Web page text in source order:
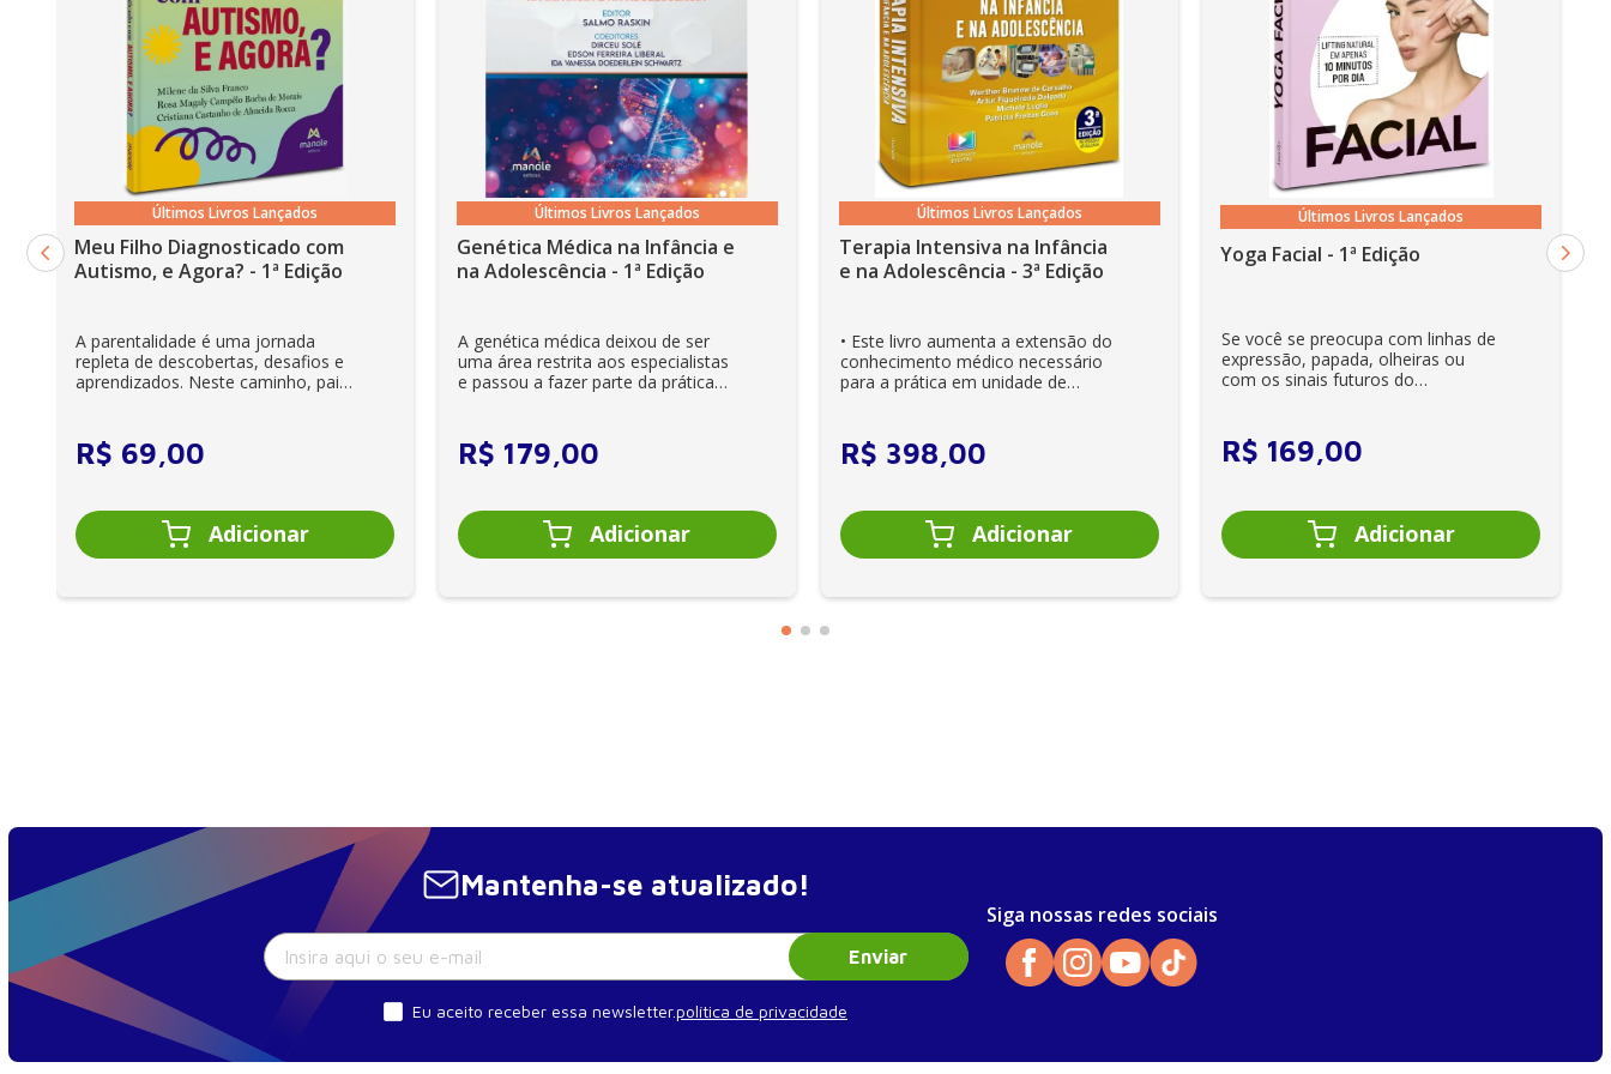
Capítulo 12 A parceria sexual
Capítulo 13 Sexualidade no homem com câncer de mama
Mensagem final
Últimos Livros Lançados
Meu Filho Diagnosticado com
Autismo, e Agora? - 1ª Edição
A parentalidade é uma jornada
repleta de descobertas, desafios e
aprendizados. Neste caminho, pais
R$ 69,00
Últimos Livros Lançados
Genética Médica na Infância e
na Adolescência - 1ª Edição
A genética médica deixou de ser
uma área restrita aos especialistas
e passou a fazer parte da prática
R$ 179,00
Últimos Livros Lançados
Terapia Intensiva na Infância
e na Adolescência - 3ª Edição
• Este livro aumenta a extensão do
conhecimento médico necessário
para a prática em unidade de
R$ 398,00
Últimos Livros Lançados
Yoga Facial - 1ª Edição
Se você se preocupa com linhas de
expressão, papada, olheiras ou
com os sinais futuros do
R$ 169 00
Mantenha-se atualizado!
Enviar
Eu aceito receber essa newsletter.política de privacidade
Siga nossas redes sociais